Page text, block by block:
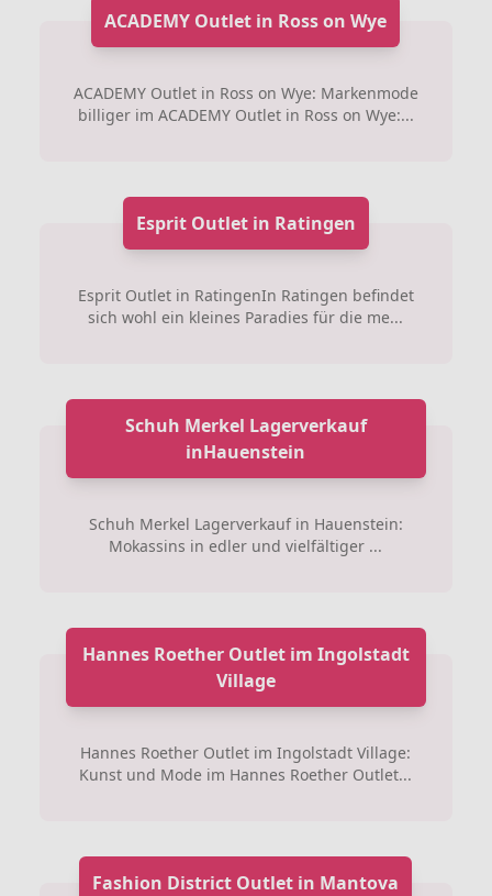
ACADEMY Outlet in Ross on Wye
ACADEMY Outlet in Ross on Wye: Markenmode
billiger im ACADEMY Outlet in Ross on Wye:...
Esprit Outlet in Ratingen
Esprit Outlet in RatingenIn Ratingen befindet
sich wohl ein kleines Paradies für die me...
Schuh Merkel Lagerverkauf
inHauenstein
Schuh Merkel Lagerverkauf in Hauenstein:
Mokassins in edler und vielfältiger ...
Hannes Roether Outlet im Ingolstadt
Village
Hannes Roether Outlet im Ingolstadt Village:
Kunst und Mode im Hannes Roether Outlet...
Fashion District Outlet in Mantova